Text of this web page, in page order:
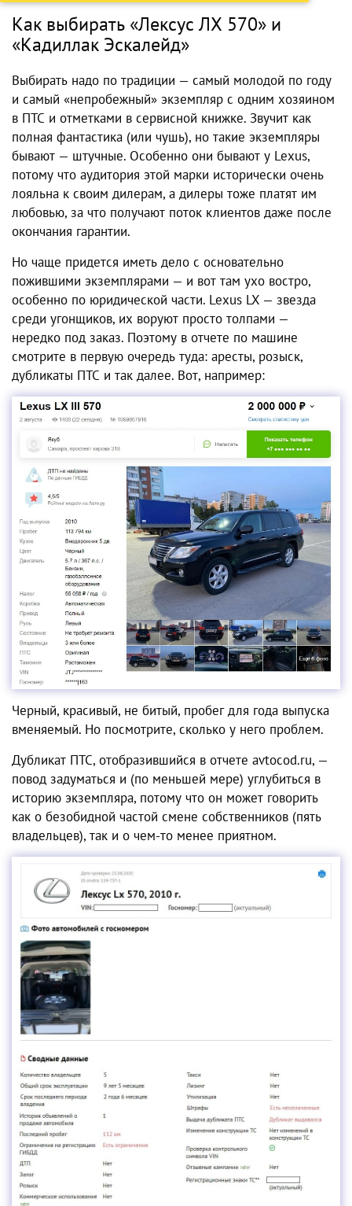
Как выбирать «Лексус ЛХ 570» и
«Кадиллак Эскалейд»
Выбирать надо по традиции — самый молодой по году
и самый «непробежный» экземпляр с одним хозяином
в ПТС и отметками в сервисной книжке. Звучит как
полная фантастика (или чушь), но такие экземпляры
бывают — штучные. Особенно они бывают у Lexus,
потому что аудитория этой марки исторически очень
лояльна к своим дилерам, а дилеры тоже платят им
любовью, за что получают поток клиентов даже после
окончания гарантии.
Но чаще придется иметь дело с основательно
пожившими экземплярами — и вот там ухо востро,
особенно по юридической части. Lexus LX — звезда
среди угонщиков, их воруют просто толпами —
нередко под заказ. Поэтому в отчете по машине
смотрите в первую очередь туда: аресты, розыск,
дубликаты ПТС и так далее. Вот, например:
Черный, красивый, не битый, пробег для года выпуска
вменяемый. Но посмотрите, сколько у него проблем.
Дубликат ПТС, отобразившийся в отчете avtocod.ru, —
повод задуматься и (по меньшей мере) углубиться в
историю экземпляра, потому что он может говорить
как о безобидной частой смене собственников (пять
владельцев), так и о чем-то менее приятном.